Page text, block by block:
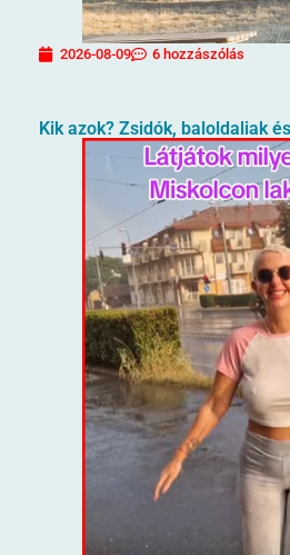
2026-08-09 6 hozzászólás
Kik azok? Zsidók, baloldaliak